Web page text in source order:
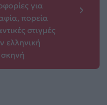
για
πορεία
στιγμές
ελληνική